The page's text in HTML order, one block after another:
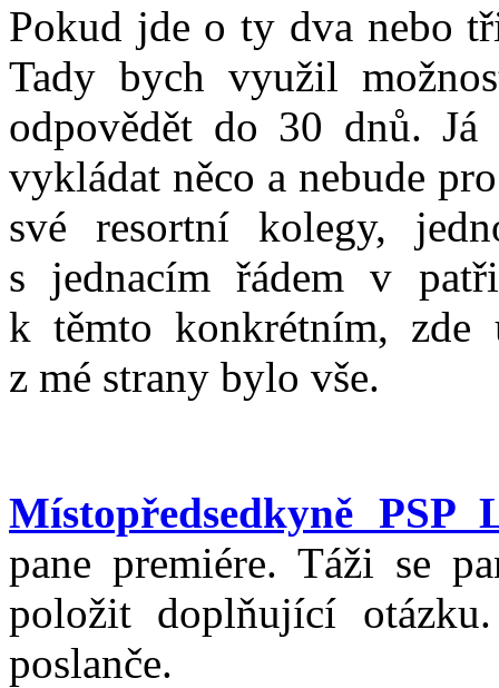
Pokud jde o ty dva nebo
Tady bych využil
odpovědět do 30 dnů.
vykládat něco a nebude
své resortní kolegy,
s jednacím řádem v
k těmto konkrétním, zde
z mé strany bylo vše.
Místopředsedkyně PSP
pane premiére. Táži se
položit doplňující
poslanče.